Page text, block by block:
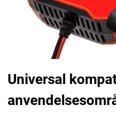
Universal